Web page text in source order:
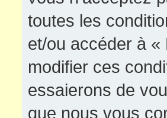
toutes les
et/ou accéder à
modifier ces
essaierons de
que nous vous